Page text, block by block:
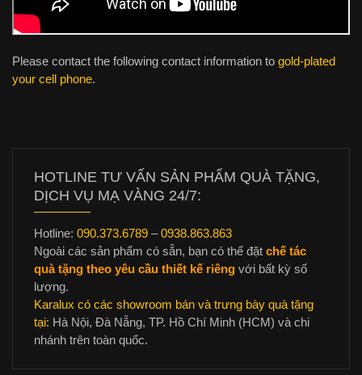
Please contact the following contact information to gold-plated
your cell phone.
HOTLINE TƯ VẤN SẢN PHẨM QUÀ TẶNG,
DỊCH VỤ MẠ VÀNG 24/7:
Hotline: 090.373.6789 –0938.863.863
Ngoài các sản phẩm có sẵn, bạn có thể đặt chế tác
quà tặng theo yêu cầu thiết kế riêng với bất kỳ số
lượng.
Karalux có các showroom bán và trưng bày quà tặng
tại: Hà Nội, Đà Nẵng, TP. Hồ Chí Minh (HCM) và chi
nhánh trên toàn quốc.